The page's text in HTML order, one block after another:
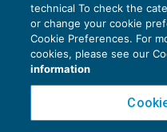
technical To check the
or change your cookie
Cookie Preferences. For
cookies, please see our
information